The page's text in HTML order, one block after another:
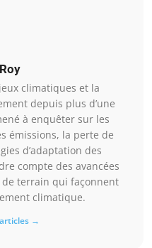
climatiques et la
depuis plus d’une
à enquêter sur les
émissions, la perte de
d’adaptation des
compte des avancées
terrain qui façonnent
climatique.
→